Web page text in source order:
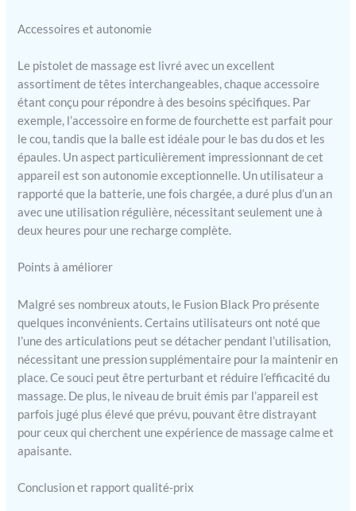
massage plus paisible et
d'une relaxation plus
profonde Résultats
professionnels avec 6 têtes
interchangeables et 20
niveaux d'intensité :
lorsque vous regardez les
images, notez les 20
niveaux de vitesse et 6
attaches uniques pour
masser rapidement la
options plus douces pour
les tissus plus délicats du
cou et de la tête. Trouvez la
bonne combinaison pour
profiter de muscles
rafraîchis et restaurés
(sans massage coûteux.
sessions de thérapie)
américaine de Fusion aime
Accessoires et autonomie
Le pistolet de massage est livré avec un excellent
assortiment de têtes interchangeables, chaque accessoire
étant conçu pour répondre à des besoins spécifiques. Par
exemple, l’accessoire en forme de fourchette est parfait pour
le cou, tandis que la balle est idéale pour le bas du dos et les
épaules. Un aspect particulièrement impressionnant de cet
appareil est son autonomie exceptionnelle. Un utilisateur a
rapporté que la batterie, une fois chargée, a duré plus d’un an
avec une utilisation régulière, nécessitant seulement une à
deux heures pour une recharge complète.
Points à améliorer
Malgré ses nombreux atouts, le Fusion Black Pro présente
quelques inconvénients. Certains utilisateurs ont noté que
l’une des articulations peut se détacher pendant l’utilisation,
nécessitant une pression supplémentaire pour la maintenir en
place. Ce souci peut être perturbant et réduire l’efficacité du
massage. De plus, le niveau de bruit émis par l’appareil est
parfois jugé plus élevé que prévu, pouvant être distrayant
pour ceux qui cherchent une expérience de massage calme et
apaisante.
Conclusion et rapport qualité-prix